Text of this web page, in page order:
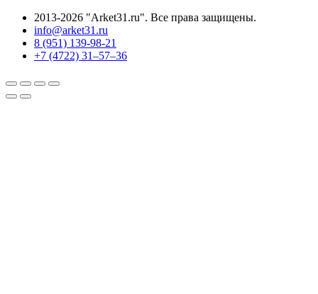
2013-2026 "Arket31.ru". Все права защищены.
info@arket31.ru
8 (951) 139-98-21
+7 (4722) 31‒57‒36